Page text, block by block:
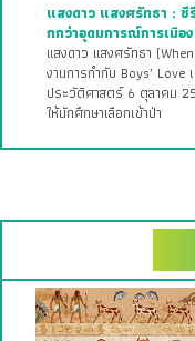
แสงดาว แสงศรัทธา :
กกว่าอุดมการณ์การเมือง
แสงดาว แสงศรัทธา
งานการกำกับ Boys’
ประวัติศาสตร์ 6 ตุลาคม
ให้นักศึกษาเลือกเข้าป่า